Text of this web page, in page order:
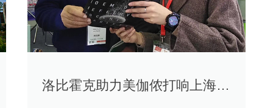
洛比霍克助力美伽侬打响上海国际农贸展第一枪